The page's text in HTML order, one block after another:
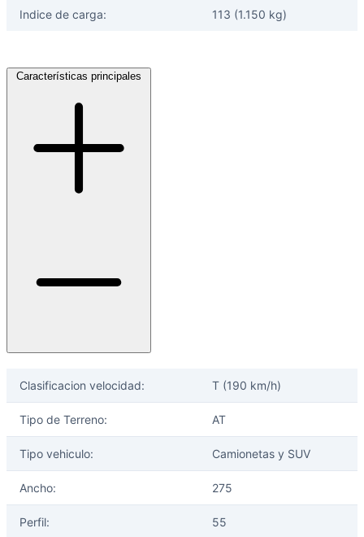
Indice de carga: 113 (1.150 kg)
Características principales
Clasificacion velocidad: T (190 km/h)
Tipo de Terreno: AT
Tipo vehiculo: Camionetas y SUV
Ancho: 275
Perfil: 55